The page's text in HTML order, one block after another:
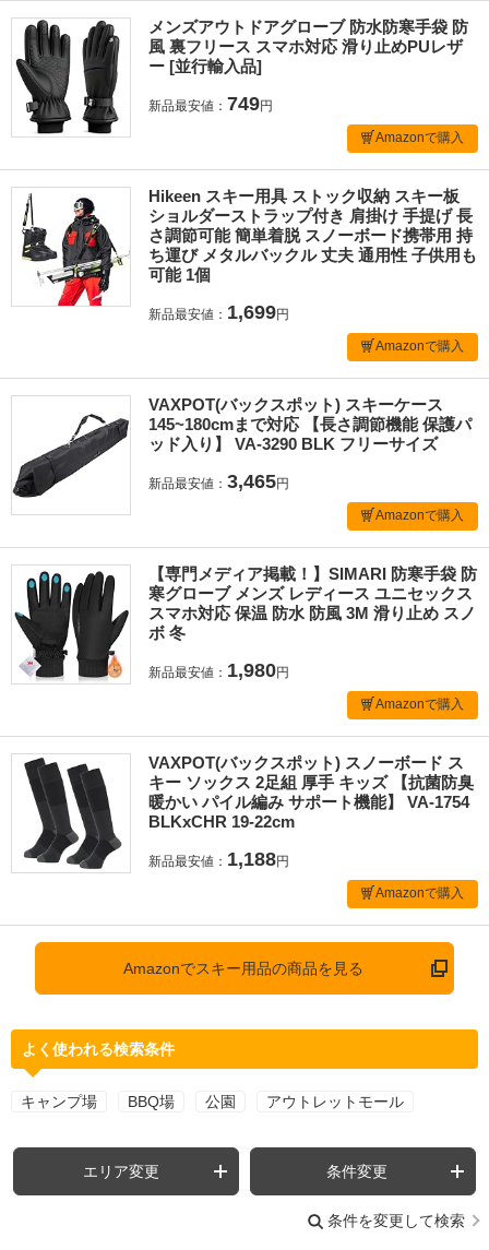
メンズアウトドアグローブ 防水防寒手袋 防
風 裏フリース スマホ対応 滑り止めPUレザ
ー [並行輸入品]
新品最安値： 749円
Amazonで購入
Hikeen スキー用具 ストック収納 スキー板
ショルダーストラップ付き 肩掛け 手提げ 長
さ調節可能 簡単着脱 スノーボード携帯用 持
ち運び メタルバックル 丈夫 通用性 子供用も
可能 1個
新品最安値： 1,699円
Amazonで購入
VAXPOT(バックスポット) スキーケース
145~180cmまで対応 【長さ調節機能 保護パ
ッド入り】 VA-3290 BLK フリーサイズ
新品最安値： 3,465円
Amazonで購入
【専門メディア掲載！】SIMARI 防寒手袋 防
寒グローブ メンズ レディース ユニセックス
スマホ対応 保温 防水 防風 3M 滑り止め スノ
ボ 冬
新品最安値： 1,980円
Amazonで購入
VAXPOT(バックスポット) スノーボード ス
キー ソックス 2足組 厚手 キッズ 【抗菌防臭
暖かい パイル編み サポート機能】 VA-1754
BLKxCHR 19-22cm
新品最安値： 1,188円
Amazonで購入
Amazonでスキー用品の商品を見る
よく使われる検索条件
キャンプ場 BBQ場 公園 アウトレットモール
エリア変更 条件変更
条件を変更して検索